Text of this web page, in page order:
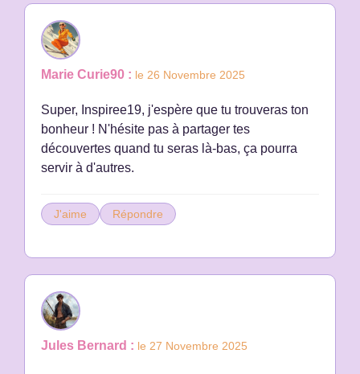
Marie Curie90 : le 26 Novembre 2025
Super, Inspiree19, j'espère que tu trouveras ton
bonheur ! N'hésite pas à partager tes
découvertes quand tu seras là-bas, ça pourra
servir à d'autres.
J'aime Répondre
Jules Bernard : le 27 Novembre 2025